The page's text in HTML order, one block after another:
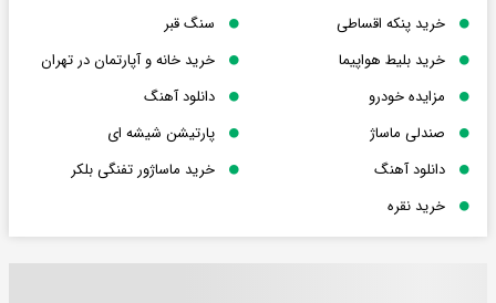
خرید پنکه اقساطی
سنگ قبر
خرید بلیط هواپیما
خرید خانه و آپارتمان در تهران
مزایده خودرو
دانلود آهنگ
صندلی ماساژ
پارتیشن شیشه ای
دانلود آهنگ
خرید ماساژور تفنگی بلکر
خرید نقره